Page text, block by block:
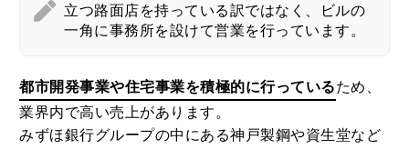
立つ路面店を持っている訳ではなく、ビルの
一角に事務所を設けて営業を行っています。
都市開発事業や住宅事業を積極的に行っているため、
業界内で高い売上があります。
みずほ銀行グループの中にある神戸製鋼や資生堂など